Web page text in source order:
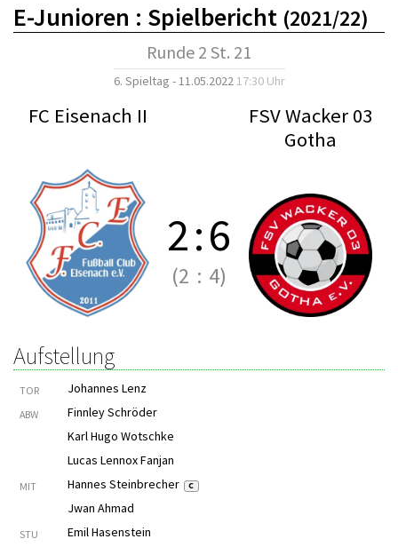
E-Junioren : Spielbericht (2021/22)
Runde 2 St. 21
6. Spieltag - 11.05.2022 17:30 Uhr
FC Eisenach II
FSV Wacker 03
Gotha
2:6
(2 : 4)
Aufstellung
TOR Johannes Lenz
ABW
Finnley Schröder
Karl Hugo Wotschke
Lucas Lennox Fanjan
MIT Hannes Steinbrecher C
Jwan Ahmad
STU
Emil Hasenstein